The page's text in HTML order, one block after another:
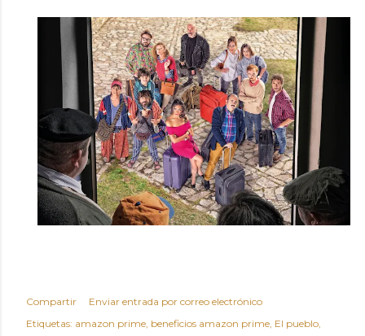
Compartir
Enviar entrada por correo electrónico
Etiquetas: amazon prime beneficios amazon prime El pueblo